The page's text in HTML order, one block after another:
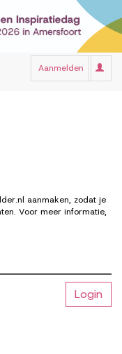
Aanmelden
aanmaken, zodat je
Voor meer informatie,
Login